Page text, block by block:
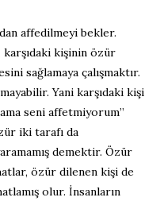
affedilmeyi bekler.
karşıdaki kişinin özür
sağlamaya çalışmaktır.
Yani karşıdaki kişi
seni affetmiyorum”
iki tarafı da
demektir. Özür
özür dilenen kişi de
olur. İnsanların